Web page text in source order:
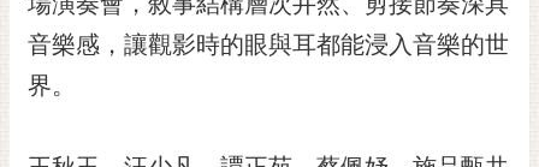
日
本
語
私
音樂感，讓觀影時的眼與耳都能浸入音樂的世
界。